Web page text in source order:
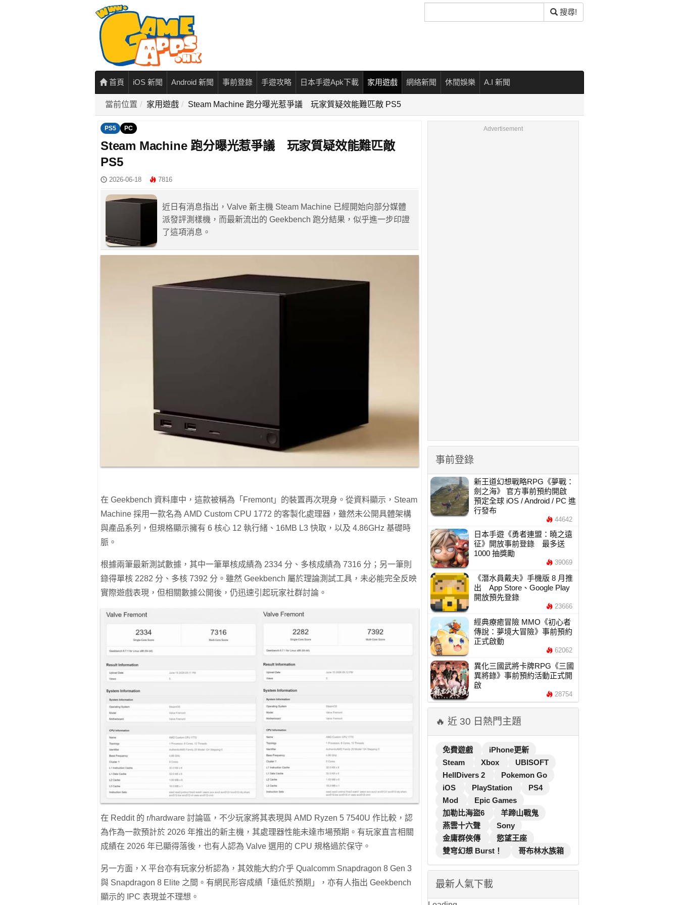
尋
搜尋!
首頁 iOS 新聞 Android 新聞 事前登錄 手遊攻略 日本手遊Apk下載 家用遊戲 網絡新聞 休閒娛樂 A.I 新聞
當前位置 家用遊戲 Steam Machine 跑分曝光惹爭議 玩家質疑效能難匹敵 PS5
PS5 PC
Steam Machine 跑分曝光惹爭議 玩家質疑效能難匹敵
PS5
2026-06-18 7816
近日有消息指出，Valve 新主機 Steam Machine 已經開始向部分媒體
派發評測樣機，而最新流出的 Geekbench 跑分結果，似乎進一步印證
了這項消息。
在 Geekbench 資料庫中，這款被稱為「Fremont」的裝置再次現身。從資料顯示，Steam
Machine 採用一款名為 AMD Custom CPU 1772 的客製化處理器，雖然未公開具體架構
與產品系列，但規格顯示擁有 6 核心 12 執行緒、16MB L3 快取，以及 4.86GHz 基礎時
脈。
根據兩筆最新測試數據，其中一筆單核成績為 2334 分、多核成績為 7316 分；另一筆則
錄得單核 2282 分、多核 7392 分。雖然 Geekbench 屬於理論測試工具，未必能完全反映
實際遊戲表現，但相關數據公開後，仍迅速引起玩家社群討論。
在 Reddit 的 r/hardware 討論區，不少玩家將其表現與 AMD Ryzen 5 7540U 作比較，認
為作為一款預計於 2026 年推出的新主機，其處理器性能未達市場預期。有玩家直言相關
成績在 2026 年已顯得落後，也有人認為 Valve 選用的 CPU 規格過於保守。
另一方面，X 平台亦有玩家分析認為，其效能大約介乎 Qualcomm Snapdragon 8 Gen 3
與 Snapdragon 8 Elite 之間。有網民形容成績「遠低於預期」，亦有人指出 Geekbench
顯示的 IPC 表現並不理想。
Advertisement
事前登錄
新王道幻想戰略RPG《夢戰：
劍之海》 官方事前預約開啟
預定全球 iOS / Android / PC 進
行發布
44642
日本手遊《勇者連盟：曉之遠
征》開放事前登錄 最多送
1000 抽獎勵
39069
《潛水員戴夫》手機版 8 月推
出 App Store、Google Play
開放預先登錄
23666
經典療癒冒險 MMO《初心者
傳說：夢境大冒險》事前預約
正式啟動
62062
異化三國武將卡牌RPG《三國
異將錄》事前預約活動正式開
啟
28754
🔥 近 30 日熱門主題
免費遊戲
iPhone更新
Steam
Xbox
UBISOFT
HellDivers 2
Pokemon Go
iOS
PlayStation
PS4
Mod
Epic Games
加勒比海盜6
羊蹄山戰鬼
燕雲十六聲
Sony
金庸群俠傳
慾望王座
雙穹幻想 Burst！
哥布林水族箱
最新人氣下載